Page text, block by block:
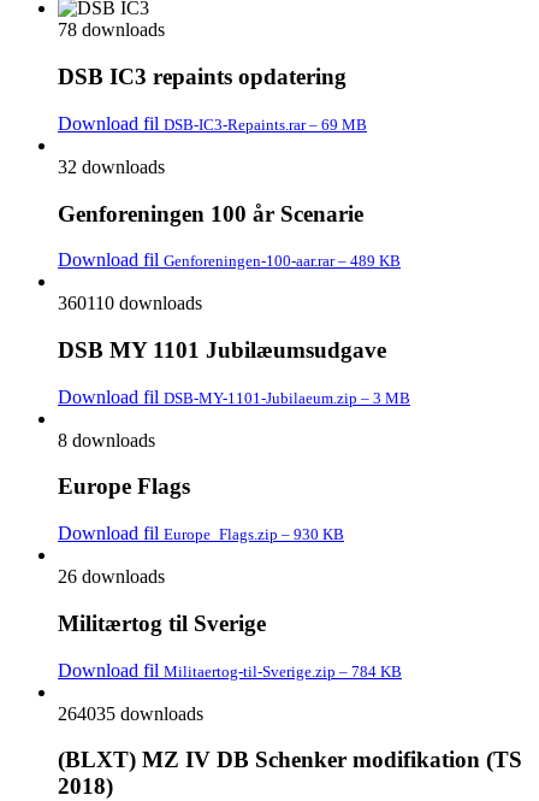
78 downloads
DSB IC3 repaints opdatering
Download fil DSB-IC3-Repaints.rar – 69 MB
32 downloads
Genforeningen 100 år Scenarie
Download fil Genforeningen-100-aar.rar – 489 KB
360110 downloads
DSB MY 1101 Jubilæumsudgave
Download fil DSB-MY-1101-Jubilaeum.zip – 3 MB
8 downloads
Europe Flags
Download fil Europe_Flags.zip – 930 KB
26 downloads
Militærtog til Sverige
Download fil Militaertog-til-Sverige.zip – 784 KB
264035 downloads
(BLXT) MZ IV DB Schenker modifikation (TS
2018)